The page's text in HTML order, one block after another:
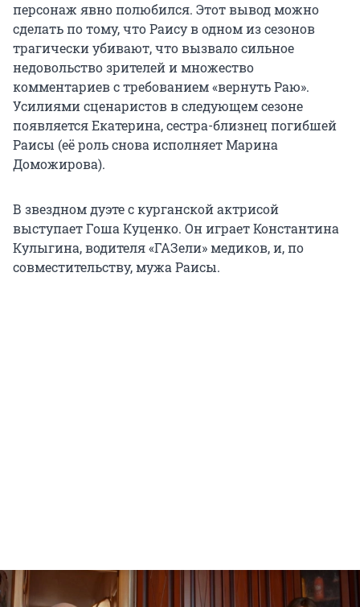
персонаж явно полюбился. Этот вывод можно
сделать по тому, что Раису в одном из сезонов
трагически убивают, что вызвало сильное
недовольство зрителей и множество
комментариев с требованием «вернуть Раю».
Усилиями сценаристов в следующем сезоне
появляется Екатерина, сестра-близнец погибшей
Раисы (её роль снова исполняет Марина
Доможирова).
В звездном дуэте с курганской актрисой
выступает Гоша Куценко. Он играет Константина
Кулыгина, водителя «ГАЗели» медиков, и, по
совместительству, мужа Раисы.